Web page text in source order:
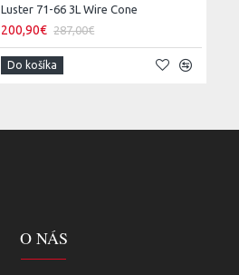
Luster 71-66 3L Wire Cone
200,90€ 287,00€
Do košíka
O NÁS